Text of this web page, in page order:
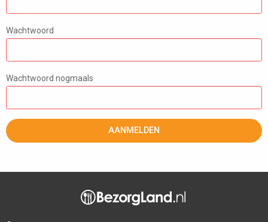
Wachtwoord
Wachtwoord nogmaals
AANMELDEN